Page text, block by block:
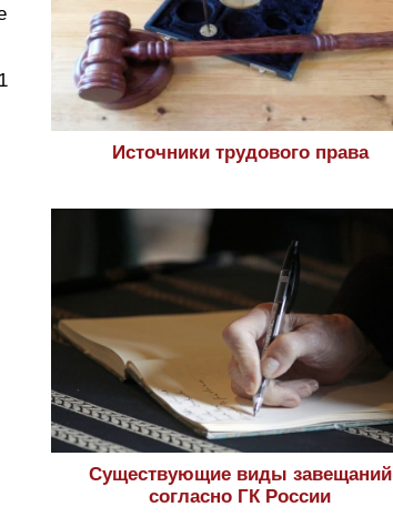
Источники трудового права
Существующие виды завещаний
согласно ГК России